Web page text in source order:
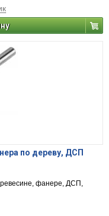
по дереву, ДСП
фанере, ДСП,